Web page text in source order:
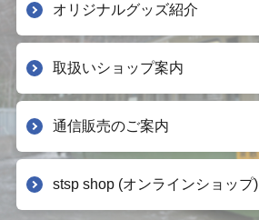
オリジナルグッズ紹介
取扱いショップ案内
通信販売のご案内
stsp shop (オンラインショップ)